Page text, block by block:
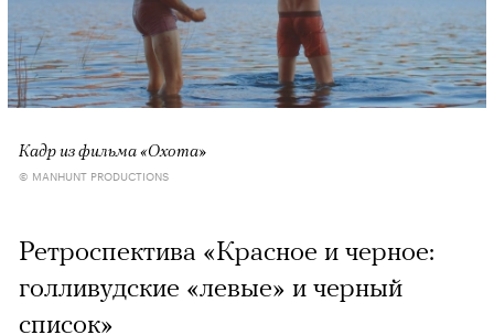
Кадр из фильма «Охота»
© MANHUNT PRODUCTIONS
Ретроспектива «Красное и черное:
голливудские «левые» и черный
список»